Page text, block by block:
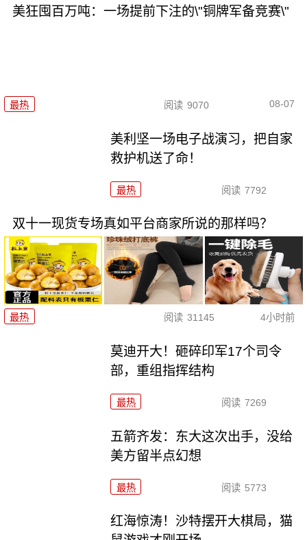
美狂囤百万吨：一场提前下注的\"铜牌军备竞赛\"
最热 阅读 9070 08-07
美利坚一场电子战演习，把自家
救护机送了命！
最热 阅读 7792
双十一现货专场真如平台商家所说的那样吗？
最热 阅读 31145 4小时前
莫迪开大！砸碎印军17个司令
部，重组指挥结构
最热 阅读 7269
五箭齐发：东大这次出手，没给
美方留半点幻想
最热 阅读 5773
红海惊涛！沙特摆开大棋局，猫